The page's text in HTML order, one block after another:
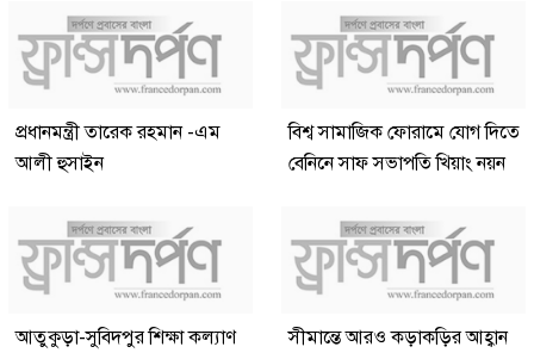
প্রধানমন্ত্রী তারেক রহমান -এম
আলী হুসাইন
বিশ্ব সামাজিক ফোরামে যোগ দিতে
বেনিনে সাফ সভাপতি খিয়াং নয়ন
আতুকুড়া-সুবিদপুর শিক্ষা কল্যাণ
সীমান্তে আরও কড়াকড়ির আহ্বান